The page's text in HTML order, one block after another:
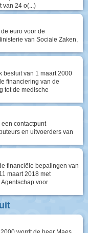
van 24 o(...)
euro voor de
van Sociale Zaken,
besluit van 1 maart 2000
financiering van de
tot de medische
contactpunt
en uitvoerders van
financiële bepalingen van
maart 2018 met
voor